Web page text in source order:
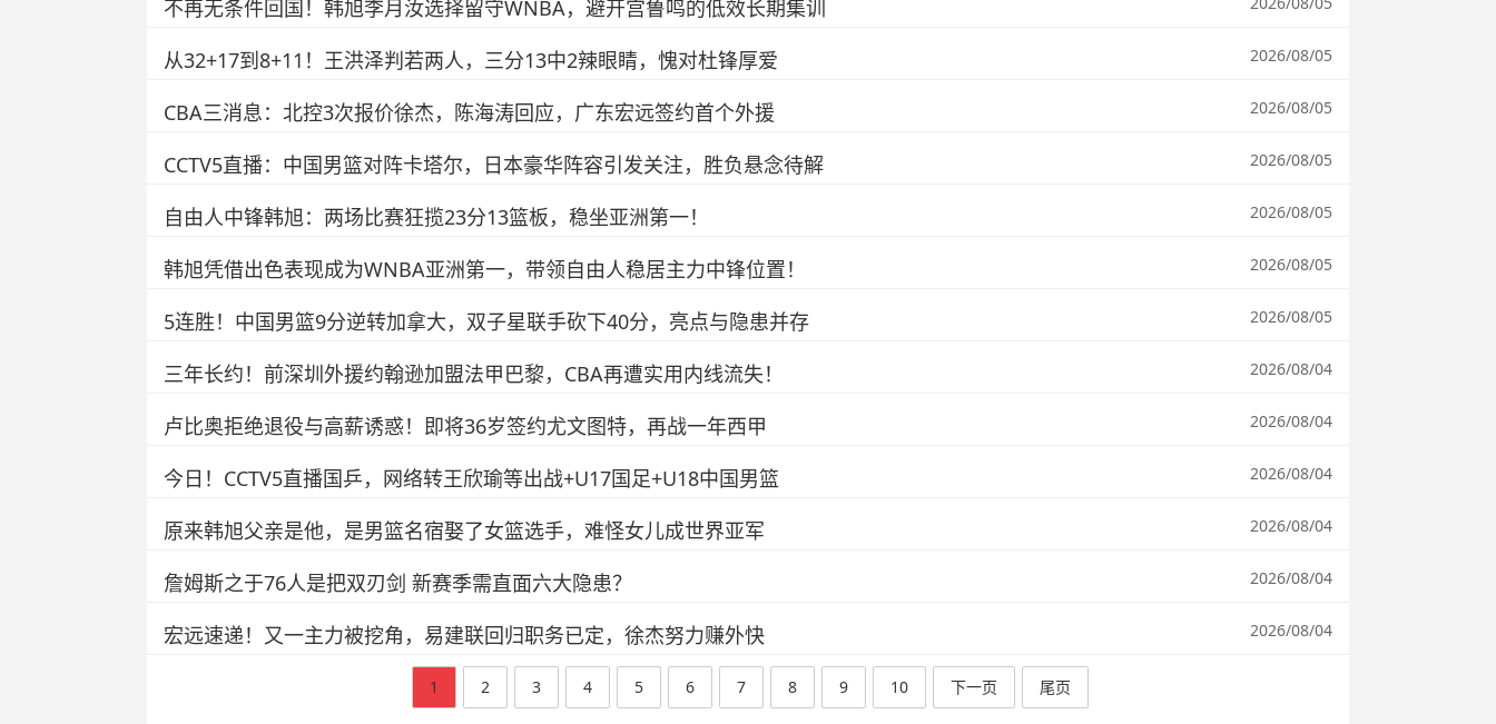
不再无条件回国！韩旭李月汝选择留守WNBA，避开宫鲁鸣的低效长期集训
从32+17到8+11！王洪泽判若两人，三分13中2辣眼睛，愧对杜锋厚爱 2026/08/05
CBA三消息：北控3次报价徐杰，陈海涛回应，广东宏远签约首个外援 2026/08/05
CCTV5直播：中国男篮对阵卡塔尔，日本豪华阵容引发关注，胜负悬念待解 2026/08/05
自由人中锋韩旭：两场比赛狂揽23分13篮板，稳坐亚洲第一！ 2026/08/05
韩旭凭借出色表现成为WNBA亚洲第一，带领自由人稳居主力中锋位置！ 2026/08/05
5连胜！中国男篮9分逆转加拿大，双子星联手砍下40分，亮点与隐患并存 2026/08/05
三年长约！前深圳外援约翰逊加盟法甲巴黎，CBA再遭实用内线流失！ 2026/08/04
卢比奥拒绝退役与高薪诱惑！即将36岁签约尤文图特，再战一年西甲 2026/08/04
今日！CCTV5直播国乒，网络转王欣瑜等出战+U17国足+U18中国男篮 2026/08/04
原来韩旭父亲是他，是男篮名宿娶了女篮选手，难怪女儿成世界亚军 2026/08/04
詹姆斯之于76人是把双刃剑 新赛季需直面六大隐患？ 2026/08/04
宏远速递！又一主力被挖角，易建联回归职务已定，徐杰努力赚外快 2026/08/04
1 2 3 4 5 6 7 8 9 10 下一页 尾页